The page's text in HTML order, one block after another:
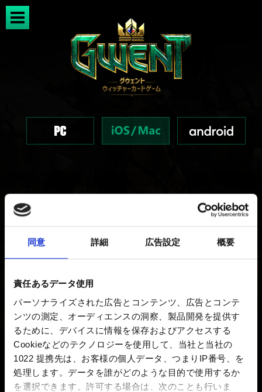
同意 詳細 広告設定 概要
責任あるデータ使用
パーソナライズされた広告とコンテンツ、広告とコンテ
ンツの測定、オーディエンスの洞察、製品開発を提供す
るために、デバイスに情報を保存およびアクセスする
Cookieなどのテクノロジーを使用して、当社と当社の
1022 提携先は、お客様の個人データ、つまりIP番号、を
処理します。データを誰がどのような目的で使用するか
を選択できます。 許可する場合は、次のことも行いま
非公式グウェント用語ガイド
新着 6年前 更新 3年前
以下のリンクの用語ガイドは、ゲームの各種要素を解説
したものです。初心者や復帰プレイヤーの皆さんはぜひ
ご活用ください。
https://forums.cdprojektred.com/index.php?threads/the-
unofficial-gwent-glossary-04-02-2020.10992550/